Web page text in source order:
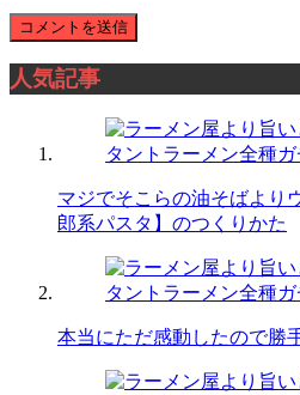
人気記事
マジでそこらの油そばより
郎系パスタ】のつくりかた
本当にただ感動したので勝